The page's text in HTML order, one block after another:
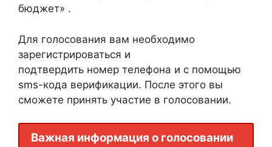
бюджет» .
Для голосования вам необходимо
зарегистрироваться и
подтвердить номер телефона и с помощью
sms-кода верификации. После этого вы
сможете принять участие в голосовании.
Важная информация о голосовании